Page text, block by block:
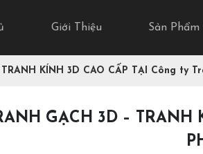
Giới Thiệu Sản Phẩm
TRANH KÍNH 3D CAO CẤP TẠI Công ty
GẠCH 3D – TRANH